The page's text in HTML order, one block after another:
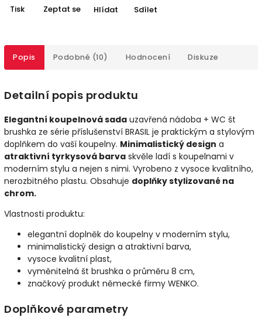
Tisk Zeptat se Hlídat Sdílet
Popis Podobné (10) Hodnocení Diskuze
Detailní popis produktu
Elegantní koupelnová sada uzavřená nádoba + WC št
brushka ze série příslušenství BRASIL je praktickým a stylovým
doplňkem do vaší koupelny. Minimalistický design a
atraktivní tyrkysová barva skvěle ladí s koupelnami v
moderním stylu a nejen s nimi. Vyrobeno z vysoce kvalitního,
nerozbitného plastu. Obsahuje doplňky stylizované na
chrom.
Vlastnosti produktu:
elegantní doplněk do koupelny v moderním stylu,
minimalistický design a atraktivní barva,
vysoce kvalitní plast,
vyměnitelná št brushka o průměru 8 cm,
značkový produkt německé firmy WENKO.
Doplňkové parametry